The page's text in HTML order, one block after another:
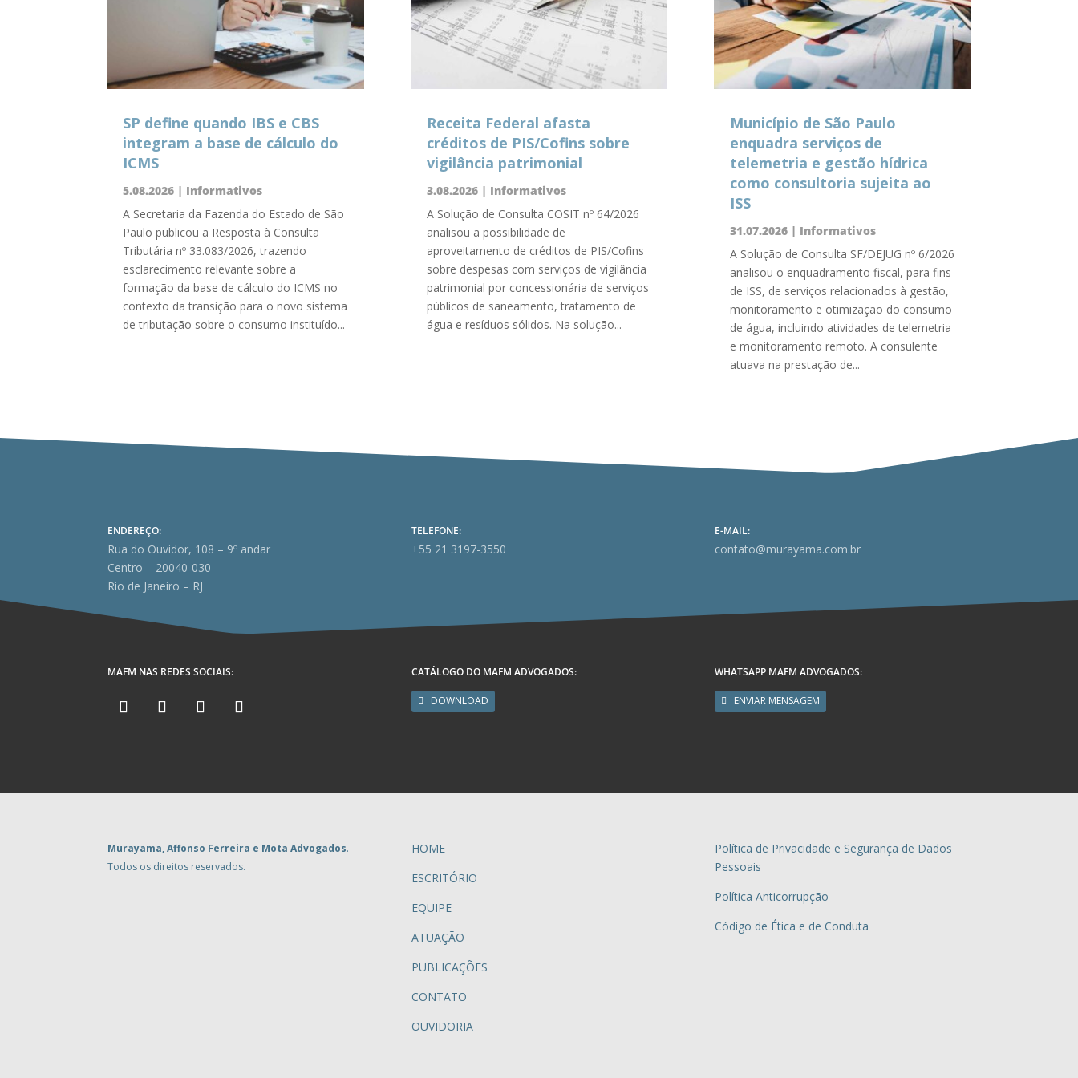
SP define quando IBS e CBS
integram a base de cálculo do
ICMS
5.08.2026 | Informativos
A Secretaria da Fazenda do Estado de São
Paulo publicou a Resposta à Consulta
Tributária nº 33.083/2026, trazendo
esclarecimento relevante sobre a
formação da base de cálculo do ICMS no
contexto da transição para o novo sistema
de tributação sobre o consumo instituído...
Receita Federal afasta
créditos de PIS/Cofins sobre
vigilância patrimonial
3.08.2026| Informativos
A Solução de Consulta COSIT nº 64/2026
analisou a possibilidade de
aproveitamento de créditos de PIS/Cofins
sobre despesas com serviços de vigilância
patrimonial por concessionária de serviços
públicos de saneamento, tratamento de
água e resíduos sólidos. Na solução...
Município de São Paulo
enquadra serviços de
telemetria e gestão hídrica
como consultoria sujeita ao
ISS
31.07.2026| Informativos
A Solução de Consulta SF/DEJUG nº 6/2026
analisou o enquadramento fiscal, para fins
de ISS, de serviços relacionados à gestão,
monitoramento e otimização do consumo
de água, incluindo atividades de telemetria
e monitoramento remoto. A consulente
atuava na prestação de...
ENDEREÇO:
Rua do Ouvidor, 108 – 9º andar
Centro – 20040-030
Rio de Janeiro – RJ
TELEFONE:
+55 21 3197-3550
E-MAIL:
contato@murayama.com.br
MAFM NAS REDES SOCIAIS: CATÁLOGO DO MAFM ADVOGADOS:
DOWNLOAD
WHATSAPP MAFM ADVOGADOS:
ENVIAR MENSAGEM
Murayama, Affonso Ferreira e Mota Advogados.
Todos os direitos reservados.
HOME
ESCRITÓRIO
EQUIPE
ATUAÇÃO
PUBLICAÇÕES
CONTATO
OUVIDORIA
Política de Privacidade e Segurança de Dados
Pessoais
Política Anticorrupção
Código de Ética e de Conduta